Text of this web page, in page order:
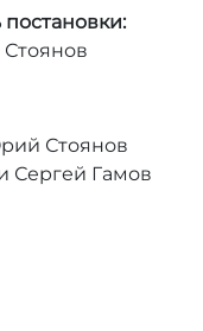
Стоянов
Сергей Гамов